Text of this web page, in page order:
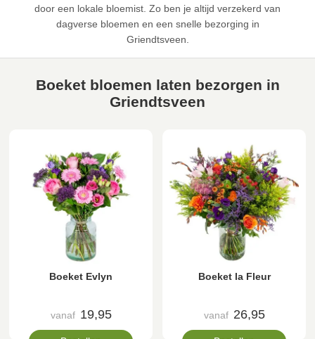
door een lokale bloemist. Zo ben je altijd verzekerd van
dagverse bloemen en een snelle bezorging in
Griendtsveen.
Boeket bloemen laten bezorgen in
Griendtsveen
Boeket Evlyn
vanaf 19,95
Boeket la Fleur
vanaf 26,95